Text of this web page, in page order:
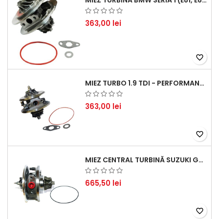
363,00 lei
favorite_border
MIEZ TURBO 1.9 TDI - PERFORMANȚĂ FIABILĂ PENTRU AUDI, SEAT, SKODA ȘI VW
363,00 lei
favorite_border
MIEZ CENTRAL TURBINĂ SUZUKI GRAND ESCUDO II 1.9 DDIS TRACȚIUNE INTEGRALĂ - MOTORIZARE 1.9L, 95 KW (129 CP)
665,50 lei
favorite_border